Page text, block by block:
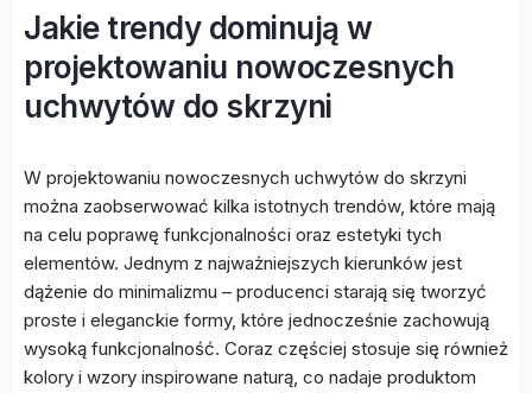
Jakie trendy dominują w
projektowaniu nowoczesnych
uchwytów do skrzyni
W projektowaniu nowoczesnych uchwytów do skrzyni
można zaobserwować kilka istotnych trendów, które mają
na celu poprawę funkcjonalności oraz estetyki tych
elementów. Jednym z najważniejszych kierunków jest
dążenie do minimalizmu – producenci starają się tworzyć
proste i eleganckie formy, które jednocześnie zachowują
wysoką funkcjonalność. Coraz częściej stosuje się również
kolory i wzory inspirowane naturą, co nadaje produktom